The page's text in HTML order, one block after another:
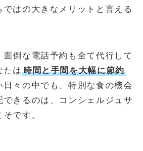
ではの大きなメリットと言える
面倒な電話予約も全て代行して
たは時間と手間を大幅に節約
日々の中でも、特別な食の機会
できるのは、コンシェルジュサ
です。